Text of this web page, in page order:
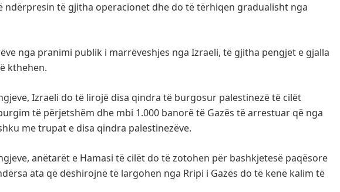
ndërpresin të gjitha operacionet dhe do të tërhiqen gradualisht nga
nga pranimi publik i marrëveshjes nga Izraeli, të gjitha pengjet e gjalla
kthehen.
Izraeli do të lirojë disa qindra të burgosur palestinezë të cilët
të përjetshëm dhe mbi 1.000 banorë të Gazës të arrestuar që nga
me trupat e disa qindra palestinezëve.
anëtarët e Hamasi të cilët do të zotohen për bashkjetesë paqësore
ata që dëshirojnë të largohen nga Rripi i Gazës do të kenë kalim të